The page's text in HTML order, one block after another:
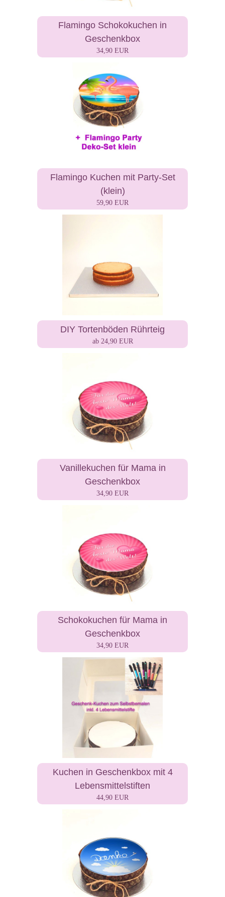
Flamingo Schokokuchen in
Geschenkbox
34,90 EUR
Flamingo Kuchen mit Party-Set
(klein)
59,90 EUR
DIY Tortenböden Rührteig
ab 24,90 EUR
Vanillekuchen für Mama in
Geschenkbox
34,90 EUR
Schokokuchen für Mama in
Geschenkbox
34,90 EUR
Kuchen in Geschenkbox mit 4
Lebensmittelstiften
44,90 EUR